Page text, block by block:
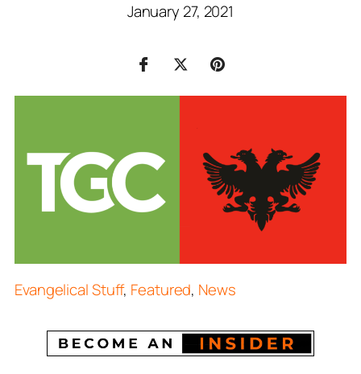
January 27, 2021
Evangelical Stuff, Featured, News